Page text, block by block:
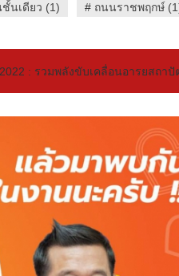
นเดียว (1) # ถนนราชพฤกษ์
: รวมพลังขับเคลื่อนอารยสถา